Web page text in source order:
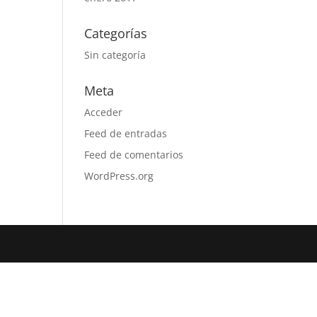
Categorías
Sin categoría
Meta
Acceder
Feed de entradas
Feed de comentarios
WordPress.org